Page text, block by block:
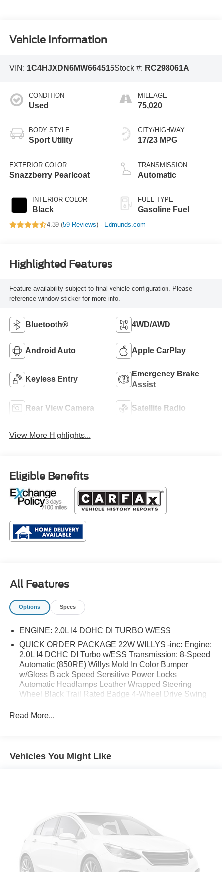
Vehicle Information
VIN: 1C4HJXDN6MW664515Stock #: RC298061A
CONDITION
Used
BODY STYLE
Sport Utility
EXTERIOR COLOR
Snazzberry Pearlcoat
INTERIOR COLOR
Black
MILEAGE
75,020
CITY/HIGHWAY
17/23 MPG
TRANSMISSION
Automatic
FUEL TYPE
Gasoline Fuel
4.39 (59 Reviews) - Edmunds.com
Highlighted Features
Feature availability subject to final vehicle configuration. Please
reference window sticker for more info.
Bluetooth® 4WD/AWD
Android Auto Apple CarPlay
Keyless Entry
Emergency Brake
Assist
Rear View Camera Satellite Radio
View More Highlights...
Eligible Benefits
All Features
Options Specs
ENGINE: 2.0L I4 DOHC DI TURBO W/ESS
QUICK ORDER PACKAGE 22W WILLYS -inc: Engine:
2.0L I4 DOHC DI Turbo w/ESS Transmission: 8-Speed
Automatic (850RE) Willys Mold In Color Bumper
w/Gloss Black Speed Sensitive Power Locks
Automatic Headlamps Leather Wrapped Steering
Wheel Black Trail Rated Badge 4-Wheel Drive Swing
Mats Willys Hood Decal Rock Protection Sill Rails
w/Illuminated Vanity Mirrors Front LED Fog Lamps
LED Premium Reflector Headlamps
Read More...
Vehicles You Might Like